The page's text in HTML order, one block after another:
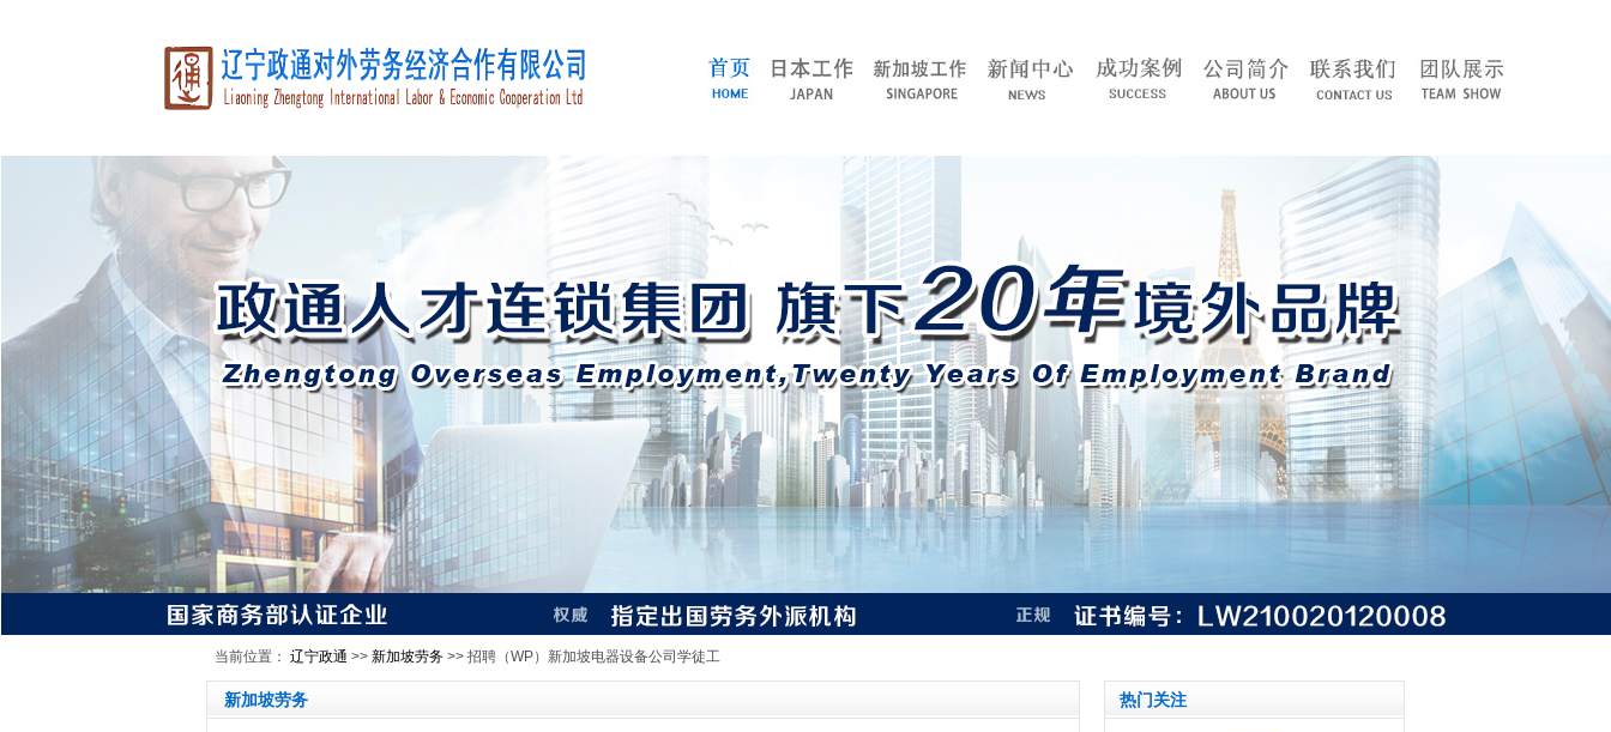
当前位置： 辽宁政通 >> 新加坡劳务>> 招聘（WP）新加坡电器设备公司学徒工
新加坡劳务 热门关注